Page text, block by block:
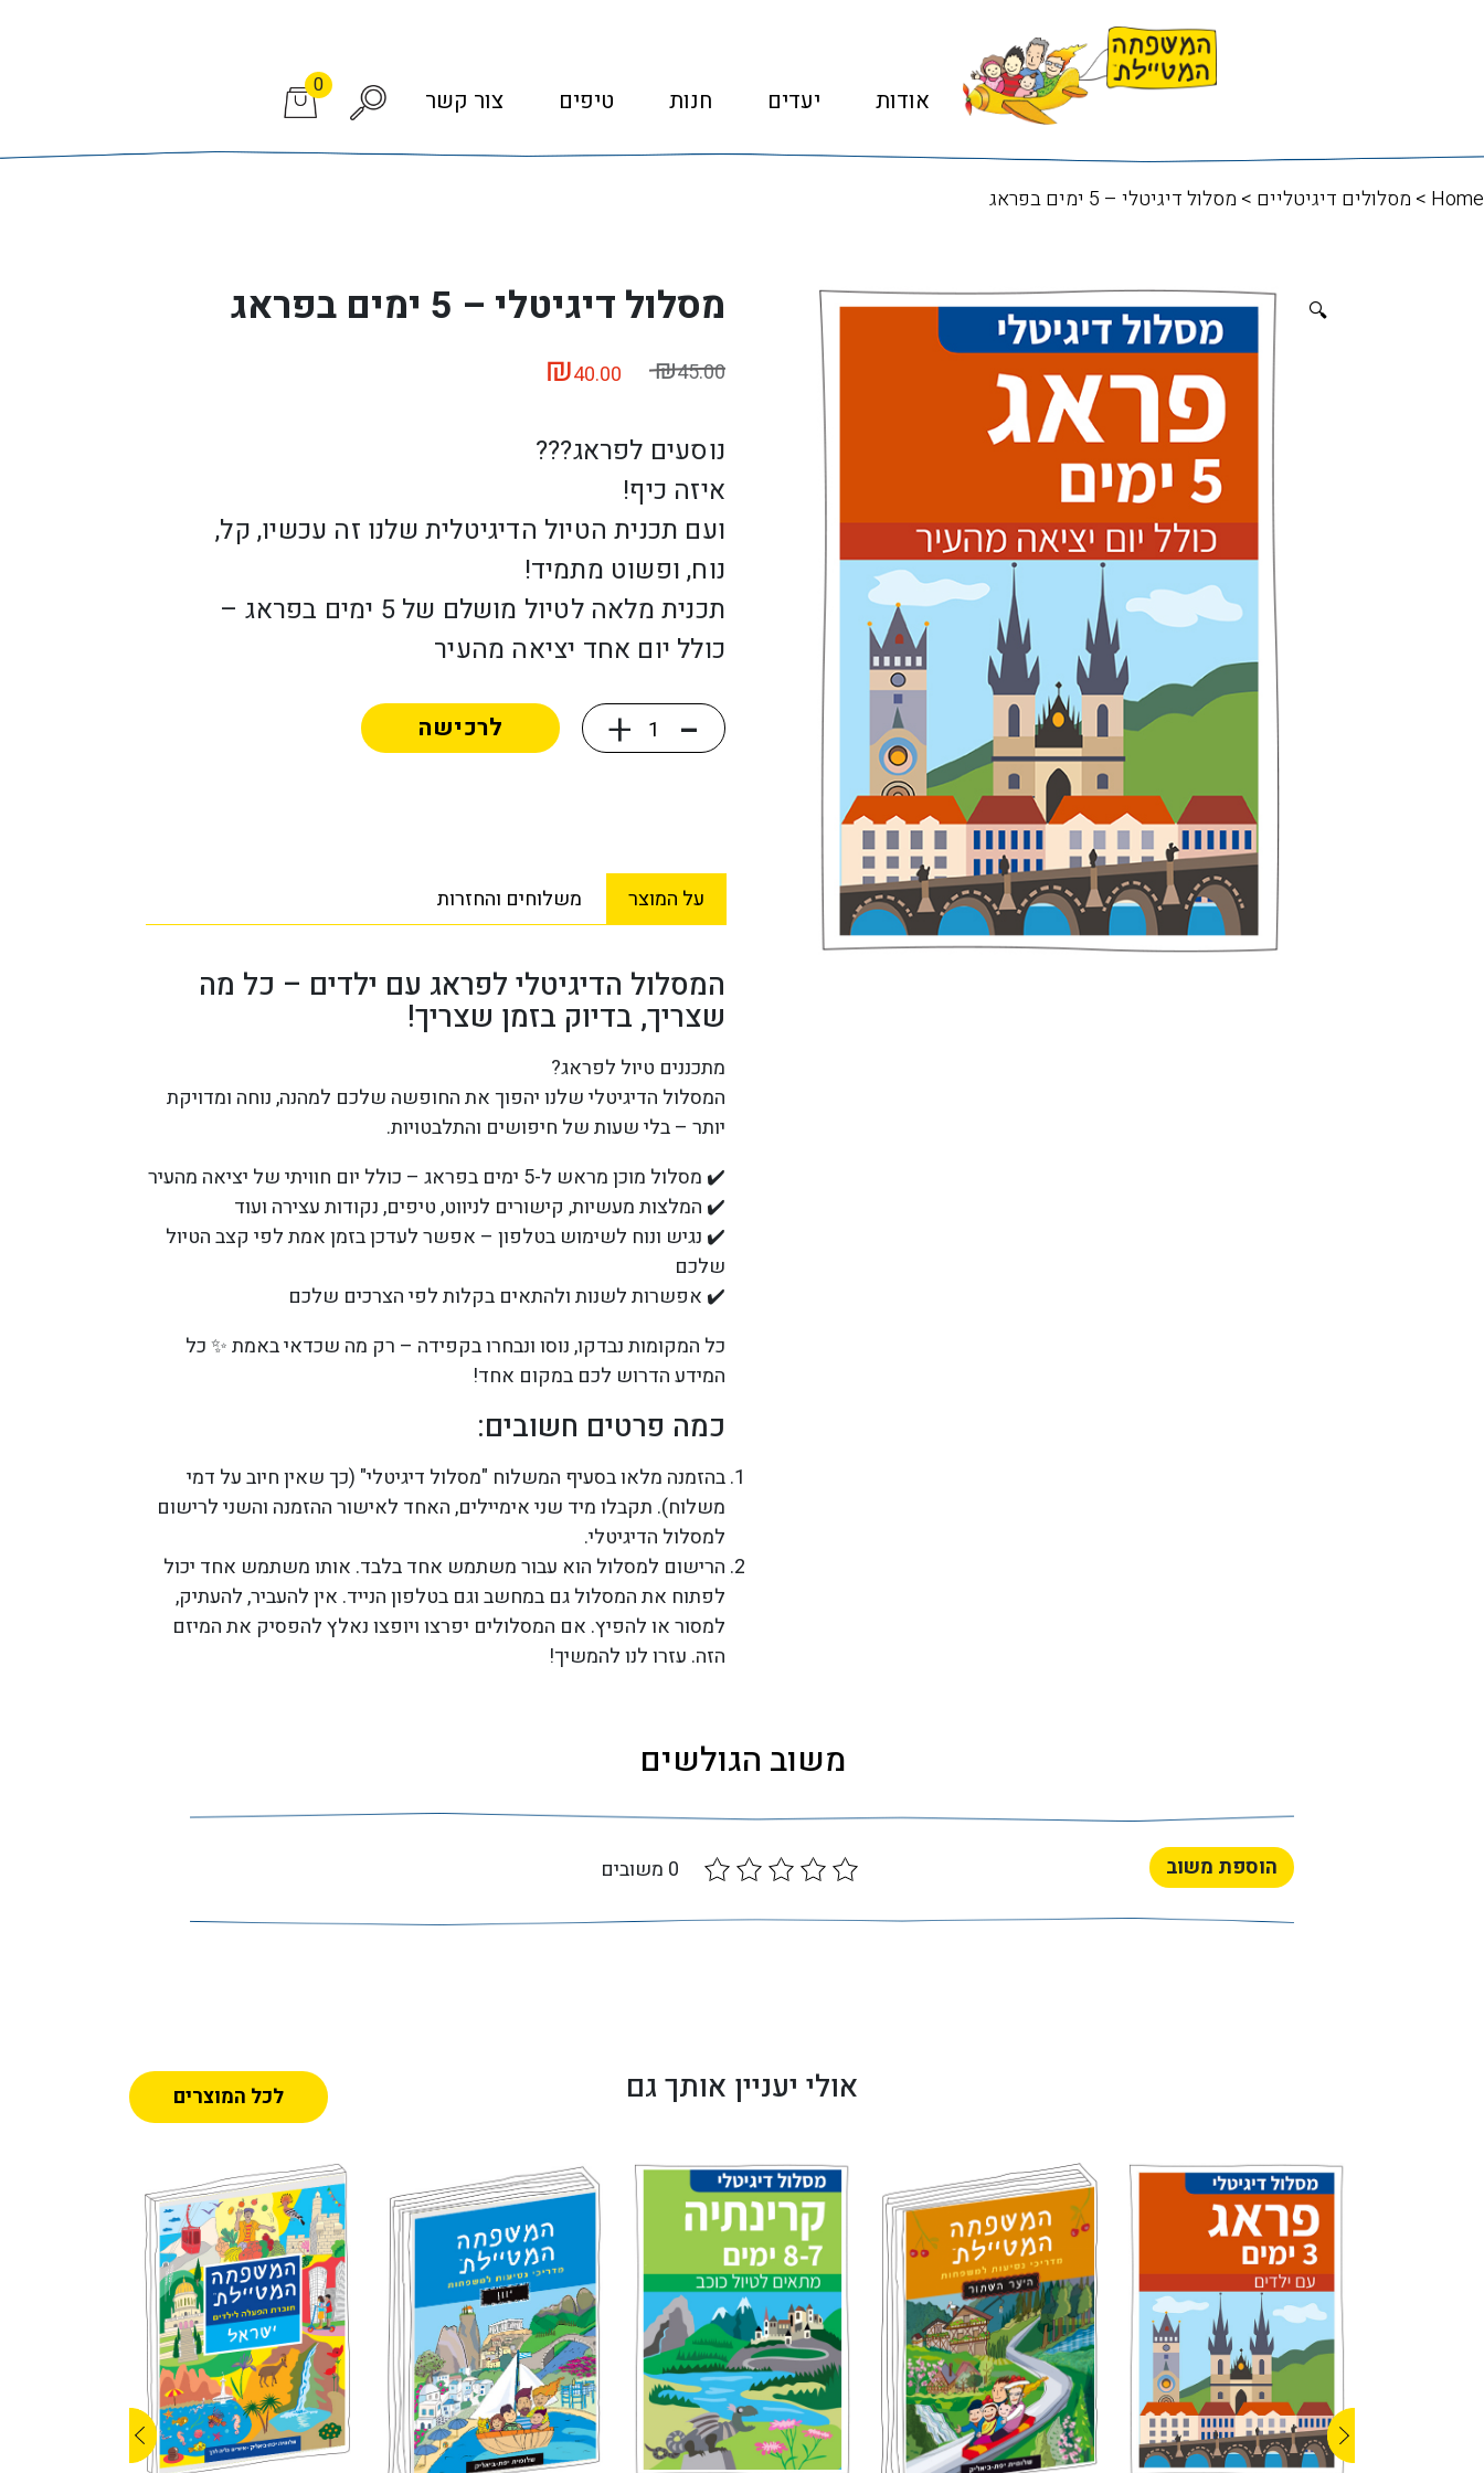
אודות יעדים חנות טיפים צור קשר 0
Home
> מסלולים דיגיטליים > מסלול דיגיטלי – 5 ימים בפראג
🔍 מסלול דיגיטלי – 5 ימים בפראג
₪45.00
₪40.00
נוסעים לפראג???
איזה כיף!
ועם תכנית הטיול הדיגיטלית שלנו זה עכשיו, קל,
נוח, ופשוט מתמיד!
תכנית מלאה לטיול מושלם של 5 ימים בפראג –
כולל יום אחד יציאה מהעיר
+ - לרכישה Alternative:
על המוצר משלוחים והחזרות
המסלול הדיגיטלי לפראג עם ילדים – כל מה
שצריך, בדיוק בזמן שצריך!
מתכננים טיול לפראג?
המסלול הדיגיטלי שלנו יהפוך את החופשה שלכם למהנה, נוחה ומדויקת
יותר – בלי שעות של חיפושים והתלבטויות.
✔️ מסלול מוכן מראש ל-5 ימים בפראג – כולל יום חוויתי של יציאה מהעיר
✔️ המלצות מעשיות, קישורים לניווט, טיפים, נקודות עצירה ועוד
✔️ נגיש ונוח לשימוש בטלפון – אפשר לעדכן בזמן אמת לפי קצב הטיול
שלכם
✔️ אפשרות לשנות ולהתאים בקלות לפי הצרכים שלכם
כל המקומות נבדקו, נוסו ונבחרו בקפידה – רק מה שכדאי באמת ✨ כל
המידע הדרוש לכם במקום אחד!
כמה פרטים חשובים:
בהזמנה מלאו בסעיף המשלוח "מסלול דיגיטלי" (כך שאין חיוב על דמי
משלוח). תקבלו מיד שני אימיילים, האחד לאישור ההזמנה והשני לרישום
למסלול הדיגיטלי.
הרישום למסלול הוא עבור משתמש אחד בלבד. אותו משתמש אחד יכול
לפתוח את המסלול גם במחשב וגם בטלפון הנייד. אין להעביר, להעתיק,
למסור או להפיץ. אם המסלולים יפרצו ויופצו נאלץ להפסיק את המיזם
הזה. עזרו לנו להמשיך!
משוב הגולשים
הוספת משוב
0
0 משובים
אולי יעניין אותך גם לכל המוצרים